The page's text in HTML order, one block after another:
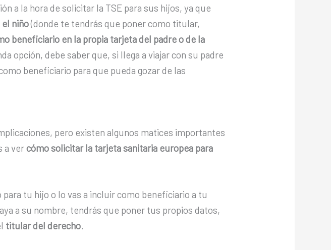
a la hora de solicitar la TSE para sus hijos, ya que
niño(donde te tendrás que poner como titular,
beneficiario en la propia tarjeta del padre o de la
opción, debe saber que, si llega a viajar con su padre
beneficiario para que pueda gozar de las
pero existen algunos matices importantes
a vercómo solicitar la tarjeta sanitaria europea para
tu hijo o lo vas a incluir como beneficiario a tu
a su nombre, tendrás que poner tus propios datos,
titular del derecho.